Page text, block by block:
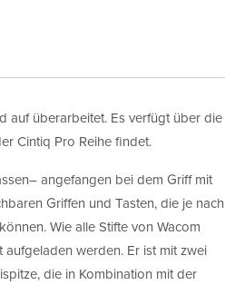
auf überarbeitet. Es verfügt über die
Cintiq Pro Reihe findet.
angefangen bei dem Griff mit
Griffen und Tasten, die je nach
Wie alle Stifte von Wacom
werden. Er ist mit zwei
die in Kombination mit der